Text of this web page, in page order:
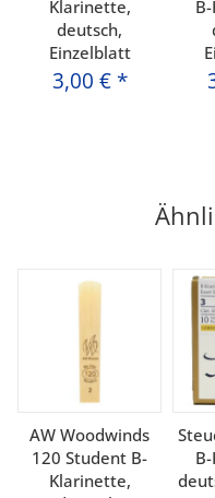
Klarinette,
deutsch,
Einzelblatt
3,00 € *
AW Woodwinds
120 Student B-
Klarinette,